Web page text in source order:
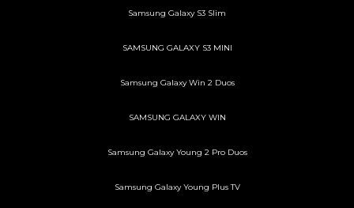
Samsung Galaxy S3 Slim
SAMSUNG GALAXY S3 MINI
Samsung Galaxy Win 2 Duos
SAMSUNG GALAXY WIN
Samsung Galaxy Young 2 Pro Duos
Samsung Galaxy Young Plus TV